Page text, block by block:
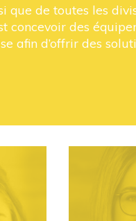
que de toutes les
concevoir des
afin d’offrir des